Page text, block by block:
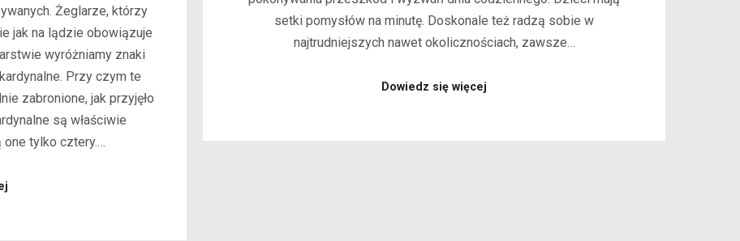
setki pomysłów na minutę. Doskonale też radzą sobie w
najtrudniejszych nawet okolicznościach, zawsze…
Dowiedz się więcej
Żeglarze, którzy
jak na lądzie obowiązuje
wyróżniamy znaki
Przy czym te
zabronione, jak przyjęło
są właściwie
one tylko cztery.…